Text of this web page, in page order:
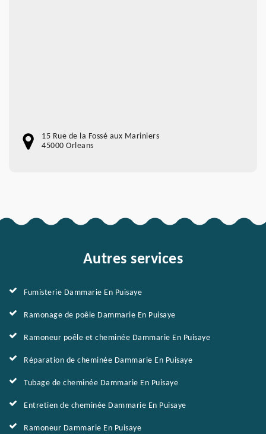
15 Rue de la Fossé aux Mariniers
45000 Orleans
Autres services
Fumisterie Dammarie En Puisaye
Ramonage de poêle Dammarie En Puisaye
Ramoneur poêle et cheminée Dammarie En Puisaye
Réparation de cheminée Dammarie En Puisaye
Tubage de cheminée Dammarie En Puisaye
Entretien de cheminée Dammarie En Puisaye
Ramoneur Dammarie En Puisaye